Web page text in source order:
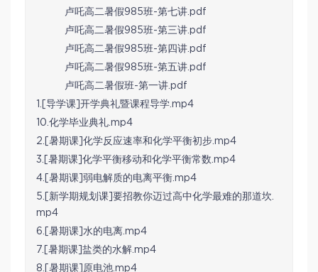
卢吒高二暑假985班-第七讲.pdf
卢吒高二暑假985班-第三讲.pdf
卢吒高二暑假985班-第四讲.pdf
卢吒高二暑假985班-第五讲.pdf
卢吒高二暑假班-第一讲.pdf
1.[导学课]开学典礼暨课程导学.mp4
10.化学毕业典礼.mp4
2.[暑期课]化学反应速率和化学平衡初步.mp4
3.[暑期课]化学平衡移动和化学平衡常数.mp4
4.[暑期课]弱电解质的电离平衡.mp4
5.[新学期规划课]要招教你迈过高中化学最难的那道坎.
mp4
6.[暑期课]水的电离.mp4
7.[暑期课]盐类的水解.mp4
8.[暑期课]原电池.mp4